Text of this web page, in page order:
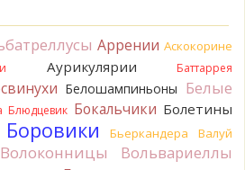
они не все безоговорочно
раз вырвите его целиком и
Именно вертикально.
- значит, Ш. Желтокожий,
Аррении Аскокорине
Аурикулярии Баттаррея
Белошампиньоны Белые
Блюдцевик Бокальчики Болетины
Боровики Бьеркандера Валуй
Волоконницы Вольвариеллы